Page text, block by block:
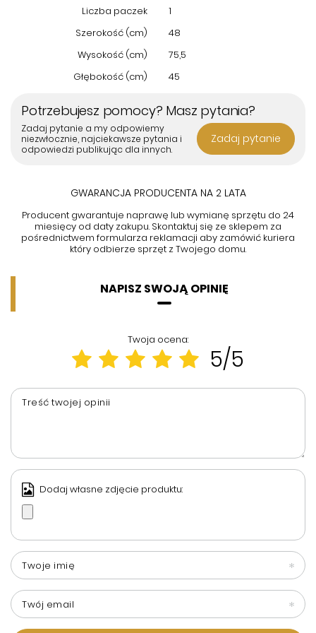
Liczba paczek
1
Szerokość (cm)
48
Wysokość (cm)
75,5
Głębokość (cm)
45
Potrzebujesz pomocy? Masz pytania?
Zadaj pytanie a my odpowiemy
niezwłocznie, najciekawsze pytania i
odpowiedzi publikując dla innych.
Zadaj pytanie
GWARANCJA PRODUCENTA NA 2 LATA
Producent gwarantuje naprawę lub wymianę sprzętu do 24
miesięcy od daty zakupu. Skontaktuj się ze sklepem za
pośrednictwem formularza reklamacji aby zamówić kuriera
który odbierze sprzęt z Twojego domu.
NAPISZ SWOJĄ OPINIĘ
Twoja ocena:
5/5
Treść twojej opinii
Dodaj własne zdjęcie produktu:
Twoje imię
Twój email